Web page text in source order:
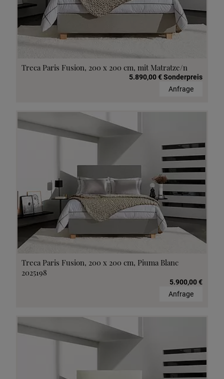
Treca Paris Fusion, 200 x 200 cm, mit Matratze/n
5.890,00 € Sonderpreis
Anfrage
Treca Paris Fusion, 200 x 200 cm, Piuma Blanc
2025198
5.900,00 €
Anfrage